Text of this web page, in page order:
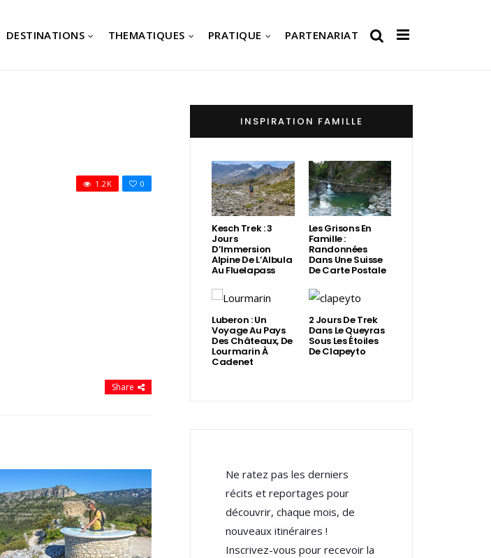
DESTINATIONS THEMATIQUES PRATIQUE PARTENARIAT
0
1.2K
Share
INSPIRATION FAMILLE
Kesch Trek : 3
Jours
D’Immersion
Alpine De L’Albula
Au Fluelapass
Les Grisons En
Famille :
Randonnées
Dans Une Suisse
De Carte Postale
Luberon : Un
Voyage Au Pays
Des Châteaux, De
Lourmarin À
Cadenet
2 Jours De Trek
Dans Le Queyras
Sous Les Étoiles
De Clapeyto
Ne ratez pas les derniers
récits et reportages pour
découvrir, chaque mois, de
nouveaux itinéraires !
Inscrivez-vous pour recevoir la